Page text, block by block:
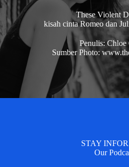
These Violent
kisah cinta Romeo dan
Penulis: Chloe
Sumber Photo:
STAY
Our